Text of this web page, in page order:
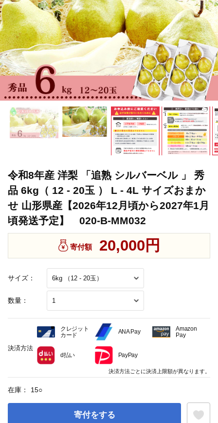
令和8年産 洋梨 「追熟 シルバーベル 」 秀
品 6kg（ 12 - 20玉 ） L - 4L サイズおまか
せ 山形県産【2026年12月頃から2027年1月
頃発送予定】 020-B-MM032
サイズ：
数量：
寄付額 20,000円
在庫： 15○
寄付をする
決済方法
クレジット
カード
ANA Pay
Amazon
Pay
d払い PayPay
決済方法ごとに決済上限額が異なります。